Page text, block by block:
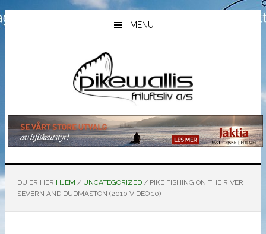
Hopp
til
Hopp
til
Hopp
til
MENU
DU ER HER:HJEM / UNCATEGORIZED /PIKE FISHING ON THE RIVER
SEVERN AND DUDMASTON (2010 VIDEO 10)